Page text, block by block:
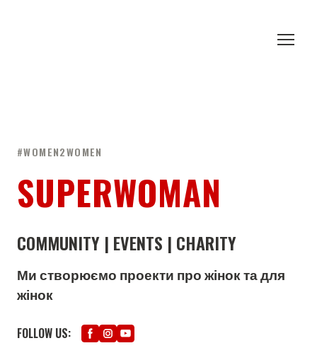
#WOMEN2WOMEN
SUPERWOMAN
COMMUNITY | EVENTS | CHARITY
Ми створюємо проекти про жінок та для
жінок
FOLLOW US: